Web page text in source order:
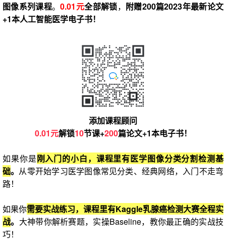
图像系列课程。0.01元全部解锁， 附赠200篇2023年最新论文
+1本人工智能医学电子书！
添加课程顾问
0.01元解锁10节课+200篇论文+1本电子书！
如果你是刚入门的小白，课程里有医学图像分类分割检测基
础。 从零开始学习医学图像常见分类、经典网络，入门不走弯
路！
如果你需要实战练习，课程里有Kaggle乳腺癌检测大赛全程实
战。 大神带你解析赛题，实操Baseline，教你最正确的实战技
巧！